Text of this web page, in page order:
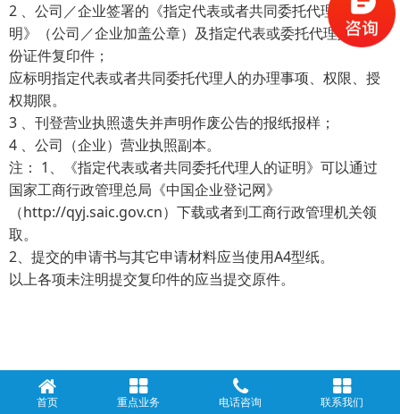
2 、公司／企业签署的《指定代表或者共同委托代理人的证
明》（公司／企业加盖公章）及指定代表或委托代理人的身
份证件复印件；
应标明指定代表或者共同委托代理人的办理事项、权限、授
权期限。
3 、刊登营业执照遗失并声明作废公告的报纸报样；
4 、公司（企业）营业执照副本。
注： 1、《指定代表或者共同委托代理人的证明》可以通过
国家工商行政管理总局《中国企业登记网》
（http://qyj.saic.gov.cn）下载或者到工商行政管理机关领
取。
2、提交的申请书与其它申请材料应当使用A4型纸。
以上各项未注明提交复印件的应当提交原件。
首页 重点业务 电话咨询 联系我们